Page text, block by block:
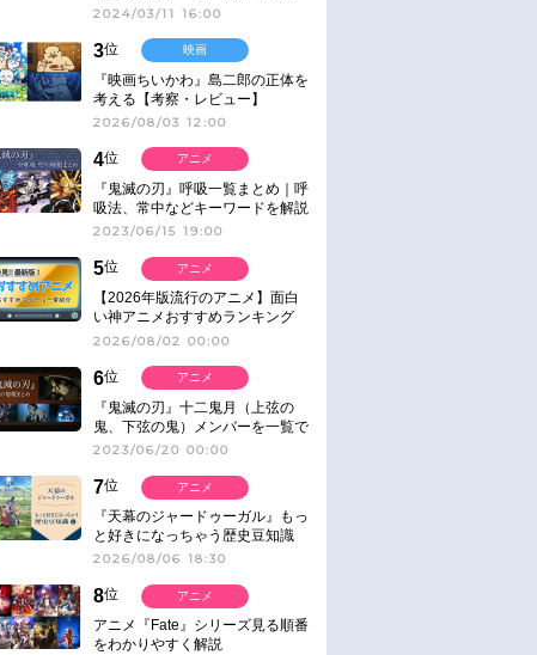
2024/03/11 16:00
3位
『映画ちいかわ』島二郎の正体を
考える【考察・レビュー】
2026/08/03 12:00
映画
4位
『鬼滅の刃』呼吸一覧まとめ｜呼
吸法、常中などキーワードを解説
2023/06/15 19:00
アニメ
5位
【2026年版流行のアニメ】面白
い神アニメおすすめランキング
【名作・話題作】｜ジャンル別人
2026/08/02 00:00
アニメ
6位
『鬼滅の刃』十二鬼月（上弦の
鬼、下弦の鬼）メンバーを一覧で
紹介＆解説（登場鬼の情報まと
2023/06/20 00:00
アニメ
7位
『天幕のジャードゥーガル』もっ
と好きになっちゃう歴史豆知識
2026/08/06 18:30
アニメ
8位
アニメ『Fate』シリーズ見る順番
をわかりやすく解説
アニメ